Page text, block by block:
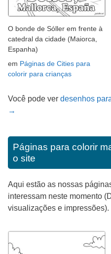
O bonde de Sóller em frente à
catedral da cidade (Maiorca,
Espanha)
em Páginas de Cities para
colorir para crianças
Você pode ver desenhos
→
Páginas para colorir
o site
Aqui estão as nossas
interessam neste momento
visualizações e impressões).